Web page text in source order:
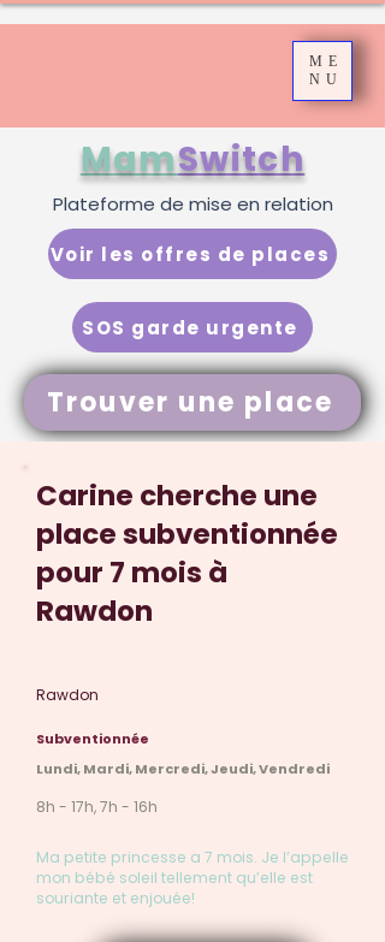
ME
NU
Trouver une place
MamSwitch
SOS garde urgente
Voir les offres de places
Plateforme de mise en relation
Carine cherche une
place subventionnée
pour 7 mois à
Rawdon
Rawdon
Subventionnée
Lundi, Mardi, Mercredi, Jeudi, Vendredi
8h - 17h, 7h - 16h
Ma petite princesse a 7 mois. Je l’appelle
mon bébé soleil tellement qu’elle est
souriante et enjouée!